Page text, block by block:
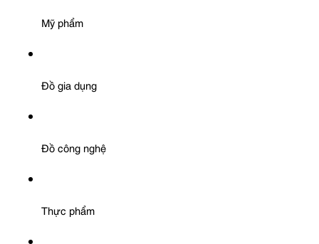
Mỹ phẩm
Đồ gia dụng
Đồ công nghệ
Thực phẩm